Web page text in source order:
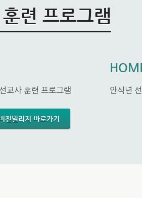
련 프로그램
교사 훈련 프로그램 안식년
전빌리지 바로가기